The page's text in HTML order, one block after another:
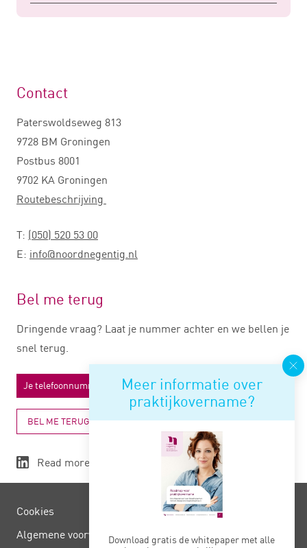
Meer informatie over
praktijkovername?
Download gratis de whitepaper met alle
Contact
Paterswoldseweg 813
9728 BM Groningen
Postbus 8001
9702 KA Groningen
Routebeschrijving
T: (050) 520 53 00
E: info@noordnegentig.nl
Bel me terug
Dringende vraag? Laat je nummer achter en we bellen je
snel terug.
BEL ME TERUG
Read more
Cookies
Algemene voorwaarden